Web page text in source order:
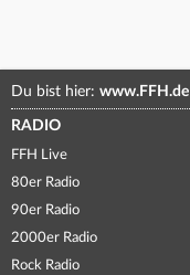
Du bist hier: www.FFH.de
RADIO
FFH Live
80er Radio
90er Radio
2000er Radio
Rock Radio